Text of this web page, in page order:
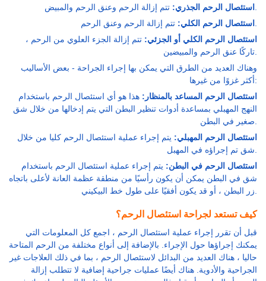
استئصال الرحم الجذري: تتم إزالة الرحم وعنق الرحم والمبيض.
استئصال الرحم الكلي: تتم إزالة الرحم وعنق الرحم.
استئصال الرحم الكلي أو الجزئي: تتم إزالة الجزء العلوي من الرحم ،
تاركًا عنق الرحم والمبيضين.
وهناك العديد من الطرق التي يمكن بها إجراء الجراحة - بعض الأساليب
أكثر غزوًا من غيرها:
استئصال الرحم المساعد بالمنظار: هذا هو أي استئصال الرحم باستخدام
النهج المهبلي بمساعدة أدوات تنظير البطن التي يتم إدخالها من خلال شق
صغير في البطن.
استئصال الرحم المهبلي: يتم إجراء عملية استئصال الرحم كليا من خلال
شق تم إجراؤه في المهبل.
استئصال الرحم في البطن: يتم إجراء عملية استئصال الرحم باستخدام
شق في البطن يمكن أن يكون رأسيًا من منطقة عظمة العانة لأعلى باتجاه
زر البطن ، أو قد يكون أفقيًا على طول خط البيكيني.
كيف تستعد لجراحة استئصال الرحم؟
قبل أن تقرر إجراء عملية استئصال الرحم ، اجمع كل المعلومات التي
يمكنك إجراؤها حول الإجراء. بالإضافة إلى أنواع مختلفة من الرحم المتاحة
حاليا ، هناك العديد من البدائل لاستئصال الرحم ، بما في ذلك العلاجات غير
الجراحية والأدوية. هناك أيضًا عمليات جراحية إضافية لا تتطلب إزالة